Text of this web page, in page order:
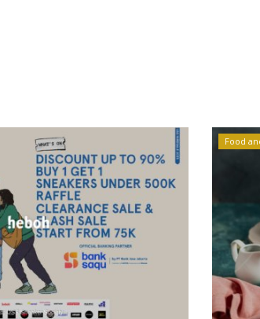
Food